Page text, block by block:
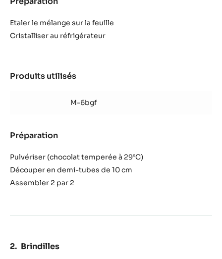
Etaler le mélange sur la feuille
Cristalliser au réfrigérateur
Produits utilisés
M-6bgf
Préparation
Pulvériser (chocolat temperée à 29°C)
Découper en demi-tubes de 10 cm
Assembler 2 par 2
Brindilles